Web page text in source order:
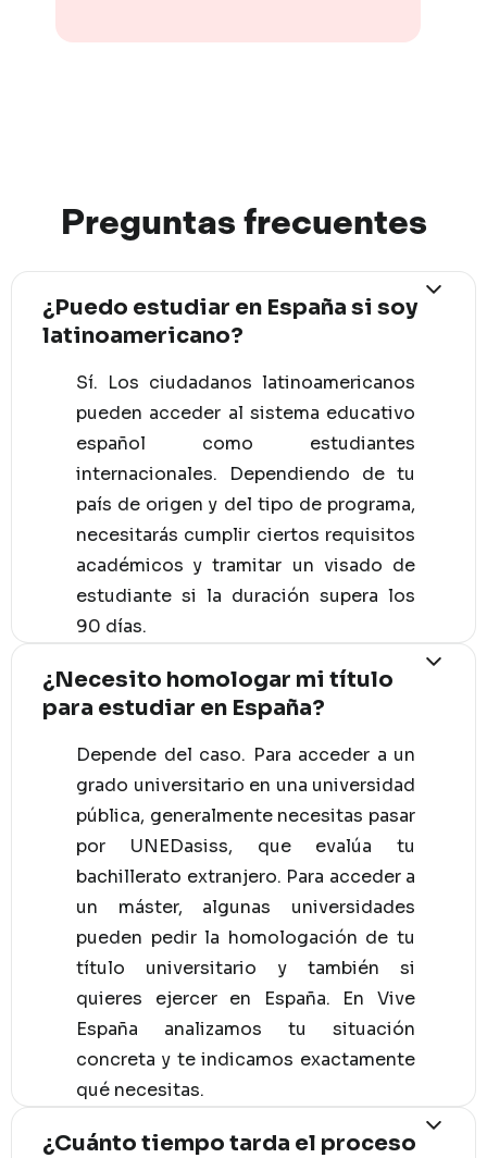
Preguntas frecuentes
¿Puedo estudiar en España si soy
latinoamericano?
Sí. Los ciudadanos latinoamericanos
pueden acceder al sistema educativo
español como estudiantes
internacionales. Dependiendo de tu
país de origen y del tipo de programa,
necesitarás cumplir ciertos requisitos
académicos y tramitar un visado de
estudiante si la duración supera los
90 días.
¿Necesito homologar mi título
para estudiar en España?
Depende del caso. Para acceder a un
grado universitario en una universidad
pública, generalmente necesitas pasar
por UNEDasiss, que evalúa tu
bachillerato extranjero. Para acceder a
un máster, algunas universidades
pueden pedir la homologación de tu
título universitario y también si
quieres ejercer en España. En Vive
España analizamos tu situación
concreta y te indicamos exactamente
qué necesitas.
¿Cuánto tiempo tarda el proceso